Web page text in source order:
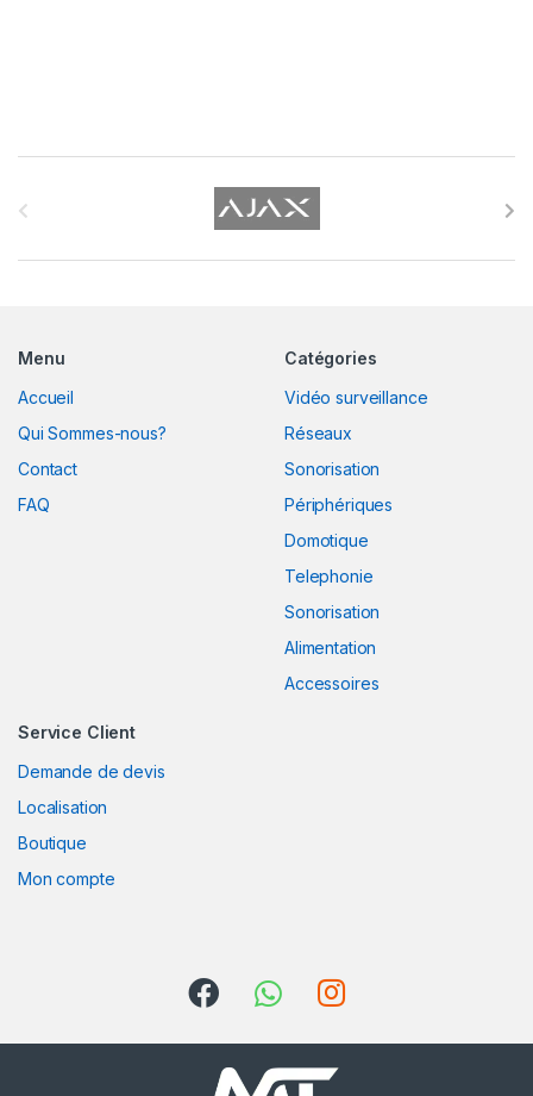
C
Menu
Accueil
Qui Sommes-nous?
Contact
FAQ
Catégories
Vidéo surveillance
Réseaux
Sonorisation
Périphériques
Domotique
Telephonie
Sonorisation
Alimentation
Accessoires
Service Client
Demande de devis
Localisation
Boutique
Mon compte